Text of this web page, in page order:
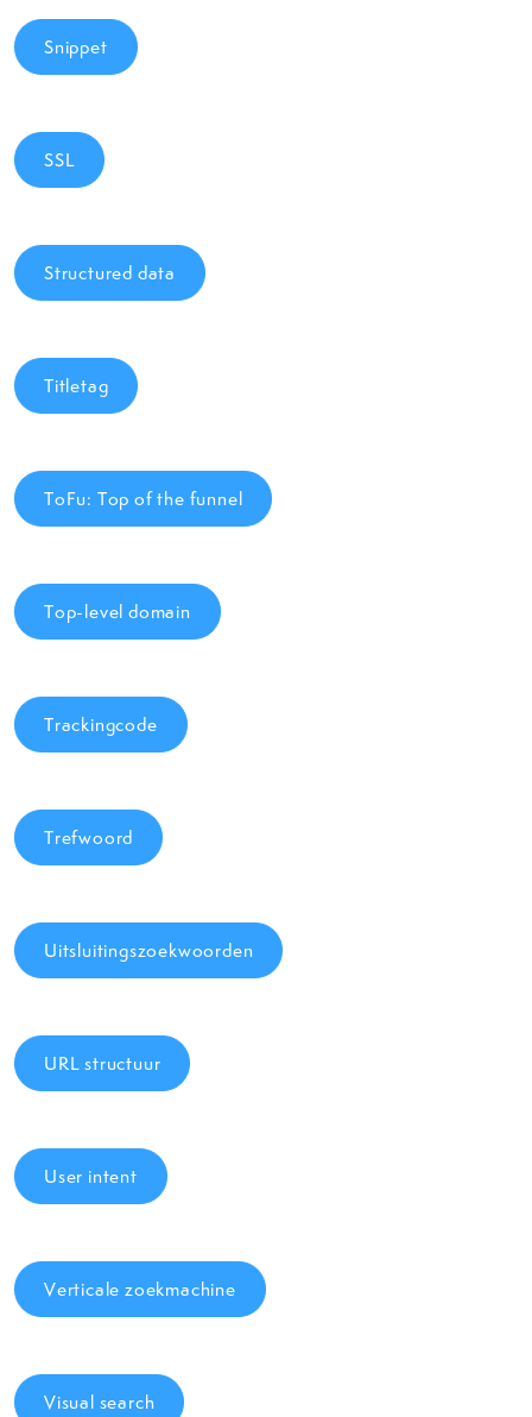
Snippet
SSL
Structured data
Titletag
ToFu: Top of the funnel
Top-level domain
Trackingcode
Trefwoord
Uitsluitingszoekwoorden
URL structuur
User intent
Verticale zoekmachine
Visual search